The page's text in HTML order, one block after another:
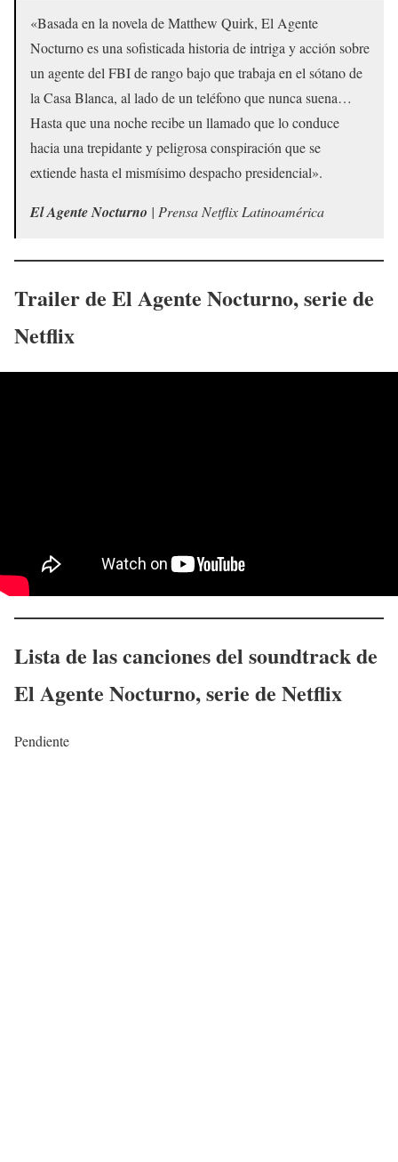
«Basada en la novela de Matthew Quirk, El Agente
Nocturno es una sofisticada historia de intriga y acción sobre
un agente del FBI de rango bajo que trabaja en el sótano de
la Casa Blanca, al lado de un teléfono que nunca suena…
Hasta que una noche recibe un llamado que lo conduce
hacia una trepidante y peligrosa conspiración que se
extiende hasta el mismísimo despacho presidencial».
El Agente Nocturno | Prensa Netflix Latinoamérica
Trailer de El Agente Nocturno, serie de
Netflix
Lista de las canciones del soundtrack de
El Agente Nocturno, serie de Netflix
Pendiente